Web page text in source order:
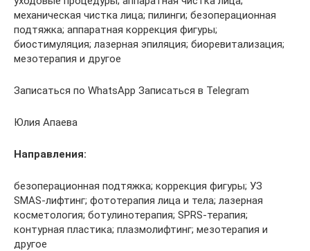
механическая чистка лица; пилинги; безоперационная
подтяжка; аппаратная коррекция фигуры;
биостимуляция; лазерная эпиляция; биоревитализация;
мезотерапия и другое
Записаться по WhatsApp Записаться в Telegram
Юлия Апаева
Направления:
безоперационная подтяжка; коррекция фигуры; УЗ
SMAS-лифтинг; фототерапия лица и тела; лазерная
косметология; ботулинотерапия; SPRS-терапия;
контурная пластика; плазмолифтинг; мезотерапия и
другое